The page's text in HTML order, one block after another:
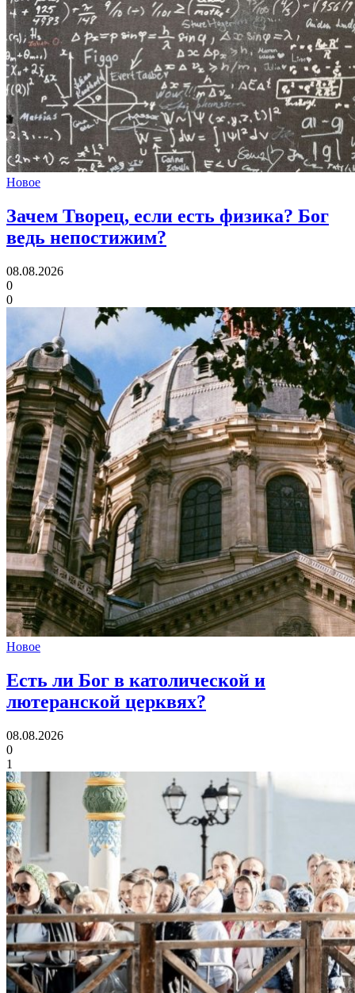
Новое
Зачем Творец, если есть физика? Бог
ведь непостижим?
08.08.2026
0
0
Новое
Есть ли Бог в католической и
лютеранской церквях?
08.08.2026
0
1